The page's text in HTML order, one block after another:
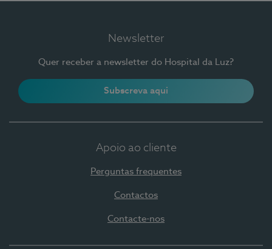
Newsletter
Quer receber a newsletter do Hospital da Luz?
Subscreva aqui
Apoio ao cliente
Perguntas frequentes
Contactos
Contacte-nos